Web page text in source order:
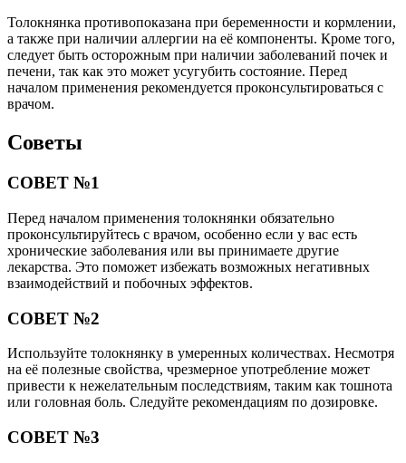
Толокнянка противопоказана при беременности и кормлении,
а также при наличии аллергии на её компоненты. Кроме того,
следует быть осторожным при наличии заболеваний почек и
печени, так как это может усугубить состояние. Перед
началом применения рекомендуется проконсультироваться с
врачом.
Советы
СОВЕТ №1
Перед началом применения толокнянки обязательно
проконсультируйтесь с врачом, особенно если у вас есть
хронические заболевания или вы принимаете другие
лекарства. Это поможет избежать возможных негативных
взаимодействий и побочных эффектов.
СОВЕТ №2
Используйте толокнянку в умеренных количествах. Несмотря
на её полезные свойства, чрезмерное употребление может
привести к нежелательным последствиям, таким как тошнота
или головная боль. Следуйте рекомендациям по дозировке.
СОВЕТ №3